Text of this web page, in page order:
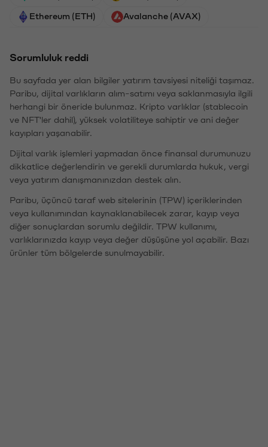
Ethereum (ETH) Avalanche (AVAX)
Sorumluluk reddi
Bu sayfada yer alan bilgiler yatırım tavsiyesi niteliği taşımaz.
Paribu, dijital varlıkların alım-satımı veya saklanmasıyla ilgili
herhangi bir öneride bulunmaz. Kripto varlıklar (stablecoin
ve NFT'ler dahil), yüksek volatiliteye sahiptir ve ani değer
kayıpları yaşanabilir.
Dijital varlık işlemleri yapmadan önce finansal durumunuzu
dikkatlice değerlendirin ve gerekli durumlarda hukuk, vergi
veya yatırım danışmanınızdan destek alın.
Paribu, üçüncü taraf web sitelerinin (TPW) içeriklerinden
veya kullanımından kaynaklanabilecek zarar, kayıp veya
diğer sonuçlardan sorumlu değildir. TPW kullanımı,
varlıklarınızda kayıp veya değer düşüşüne yol açabilir. Bazı
ürünler tüm bölgelerde sunulmayabilir.